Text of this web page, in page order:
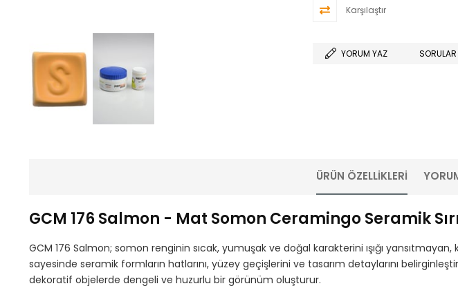
Karşılaştır
YORUM YAZ
ÜRÜN ÖZELLIKLERI
GCM 176 Salmon - Mat Somon Ceramingo Seramik
GCM 176 Salmon; somon renginin sıcak, yumuşak ve doğal karakterini ışığı
sayesinde seramik formların hatlarını, yüzey geçişlerini ve tasarım detaylarını
dekoratif objelerde dengeli ve huzurlu bir görünüm oluşturur.